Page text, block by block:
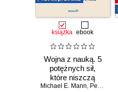
książka ebook
Wojna z nauką. 5
potężnych sił,
które niszczą
prawdę i zagrażają
Michael E. Mann, Peter J. Hotez